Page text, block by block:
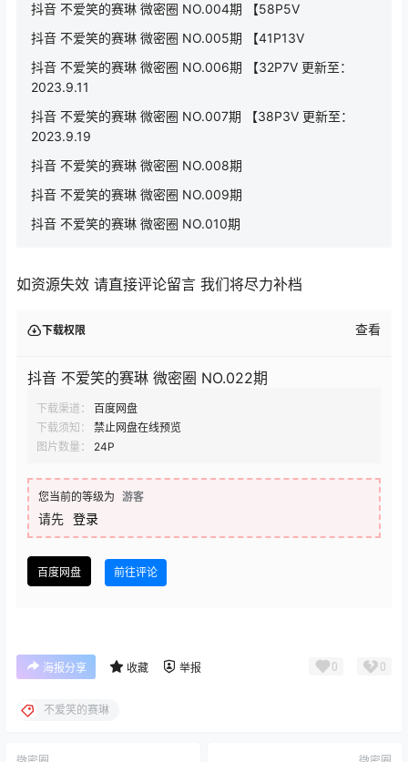
抖音 不爱笑的赛琳 微密圈 NO.004期 【58P5V
抖音 不爱笑的赛琳 微密圈 NO.005期 【41P13V
抖音 不爱笑的赛琳 微密圈 NO.006期 【32P7V 更新至：
2023.9.11
抖音 不爱笑的赛琳 微密圈 NO.007期 【38P3V 更新至：
2023.9.19
抖音 不爱笑的赛琳 微密圈 NO.008期
抖音 不爱笑的赛琳 微密圈 NO.009期
抖音 不爱笑的赛琳 微密圈 NO.010期
如资源失效 请直接评论留言 我们将尽力补档
下载权限 查看
抖音 不爱笑的赛琳 微密圈 NO.022期
下载渠道：
百度网盘
下载须知：
禁止网盘在线预览
图片数量：
24P
您当前的等级为 游客
请先 登录
百度网盘 前往评论
海报分享 收藏 举报 0 0
不爱笑的赛琳